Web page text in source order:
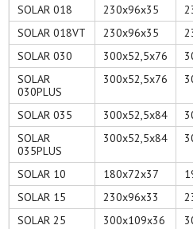
SOLAR 018 230x96x35
SOLAR 018VT
230x96x35
SOLAR 030
300x52,5x76
SOLAR
030PLUS
300x52,5x76
SOLAR 035 300x52,5x84
SOLAR
035PLUS
300x52,5x84
SOLAR 10 180x72x37
SOLAR 15
230x96x33
SOLAR 25
300x109x36